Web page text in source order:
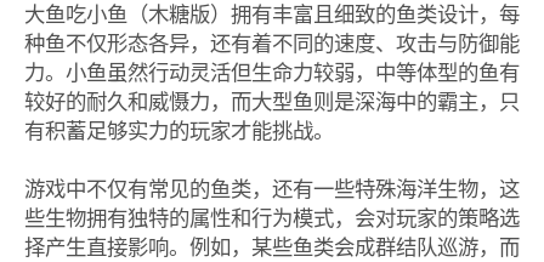
大鱼吃小鱼（木糖版）拥有丰富且细致的鱼类设计，每
种鱼不仅形态各异，还有着不同的速度、攻击与防御能
力。小鱼虽然行动灵活但生命力较弱，中等体型的鱼有
较好的耐久和威慑力，而大型鱼则是深海中的霸主，只
有积蓄足够实力的玩家才能挑战。
游戏中不仅有常见的鱼类，还有一些特殊海洋生物，这
些生物拥有独特的属性和行为模式，会对玩家的策略选
择产生直接影响。例如，某些鱼类会成群结队巡游，而